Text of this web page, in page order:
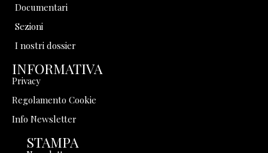
Documentari
Sezioni
I nostri dossier
INFORMATIVA
Privacy
Regolamento Cookie
Info Newsletter
STAMPA